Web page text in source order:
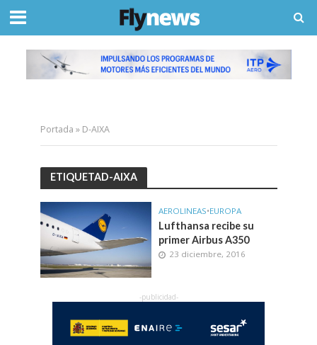
Portada » D-AIXA
ETIQUETAD-AIXA
AEROLINEAS•EUROPA
Lufthansa recibe su
primer Airbus A350
23 diciembre, 2016